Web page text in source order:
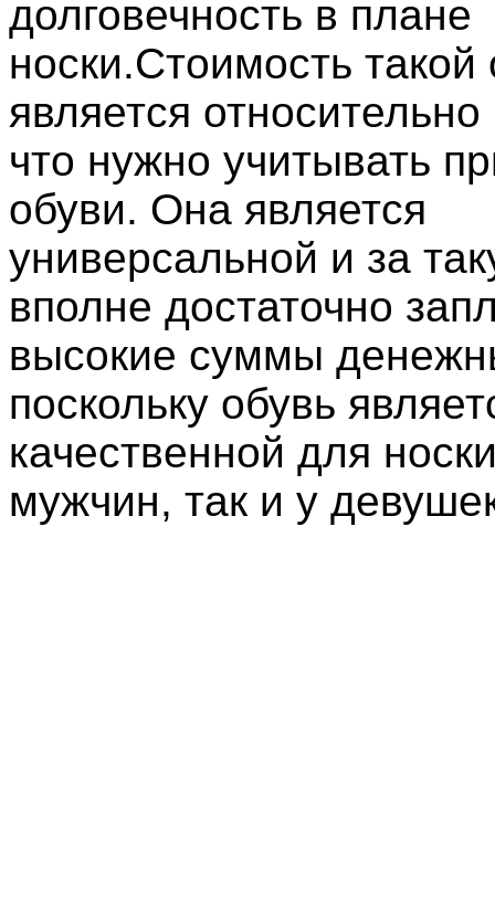
долговечность в плане
носки.Стоимость такой
является
что нужно учитывать
обуви. Она является
универсальной и за
вполне достаточно
высокие суммы
поскольку обувь
качественной для
мужчин, так и у